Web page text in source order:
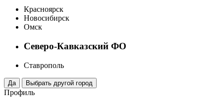
Красноярск
Новосибирск
Омск
Северо-Кавказский ФО
Ставрополь
Профиль